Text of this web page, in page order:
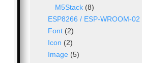
M5Stack(8)
ESP8266 / ESP-WROOM-02
Font (2)
Icon (2)
Image (5)